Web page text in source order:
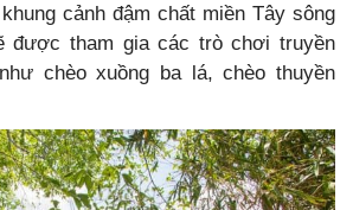
cảnh đậm chất miền Tây sông
được tham gia các trò chơi truyền
chèo xuồng ba lá, chèo thuyền